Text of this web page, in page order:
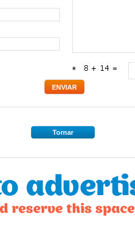
*
Tornar